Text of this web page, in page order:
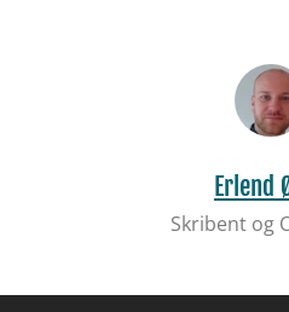
Erlend
Skribent og